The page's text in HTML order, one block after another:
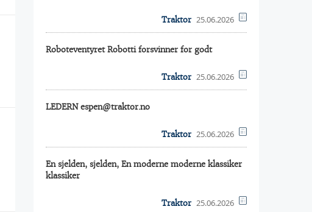
Traktor 25.06.2026
Roboteventyret Robotti forsvinner for godt
Traktor 25.06.2026
LEDERN espen@traktor.no
Traktor 25.06.2026
En sjelden, sjelden, En moderne moderne klassiker
klassiker
Traktor 25.06.2026